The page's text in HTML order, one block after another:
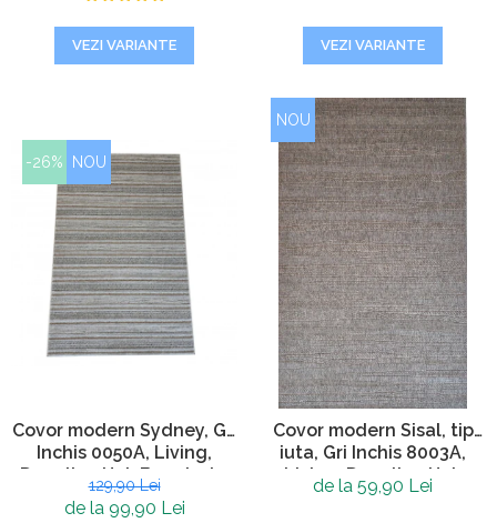
VEZI VARIANTE VEZI VARIANTE
-26% NOU
Covor modern Sydney, Gri
Inchis 0050A, Living,
Dormitor, Hol, Bucatarie,
200 x 290 cm
129,90 Lei
de la 99,90 Lei
NOU
Covor modern Sisal, tip
iuta, Gri Inchis 8003A,
Living, Dormitor, Hol,
Bucatarie, 160 x 230 cm
de la 59,90 Lei